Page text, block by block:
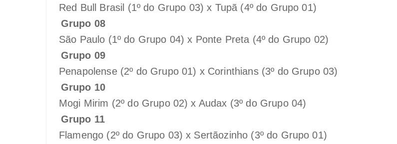
Red Bull Brasil (1º do Grupo 03) x Tupã (4º do Grupo 01)
Grupo 08
São Paulo (1º do Grupo 04) x Ponte Preta (4º do Grupo 02)
Grupo 09
Penapolense (2º do Grupo 01) x Corinthians (3º do Grupo 03)
Grupo 10
Mogi Mirim (2º do Grupo 02) x Audax (3º do Grupo 04)
Grupo 11
Flamengo (2º do Grupo 03) x Sertãozinho (3º do Grupo 01)